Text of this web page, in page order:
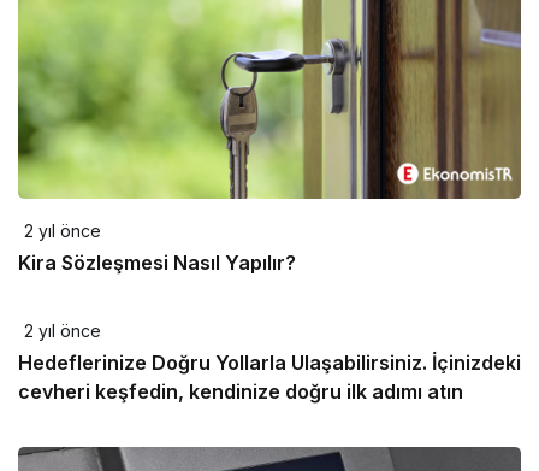
2 yıl önce
Kira Sözleşmesi Nasıl Yapılır?
2 yıl önce
Hedeflerinize Doğru Yollarla Ulaşabilirsiniz. İçinizdeki
cevheri keşfedin, kendinize doğru ilk adımı atın